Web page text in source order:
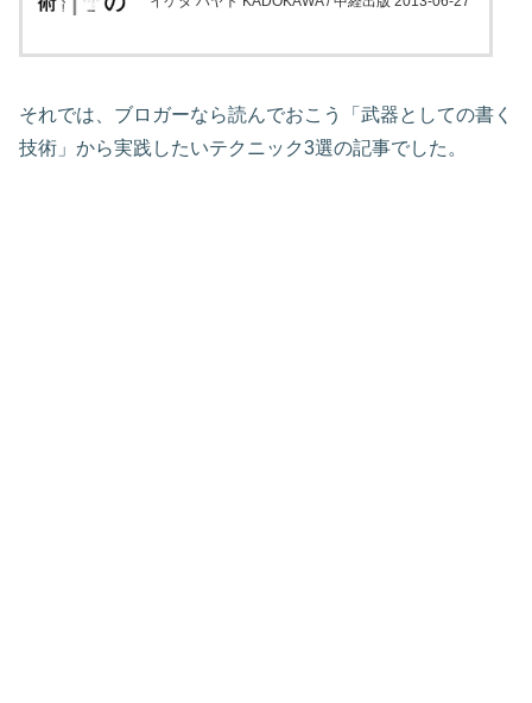
それでは、ブロガーなら読んでおこう「武器としての書く
技術」から実践したいテクニック3選の記事でした。